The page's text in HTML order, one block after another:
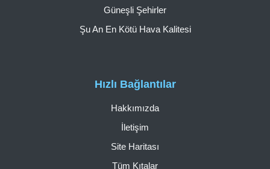
Hızlı Bağlantılar
Hakkımızda
İletişim
Site Haritası
Tüm Kıtalar
Güneşli Şehirler
Şu An En Kötü Hava Kalitesi